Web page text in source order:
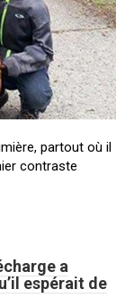
partout où il
contraste
a
espérait de